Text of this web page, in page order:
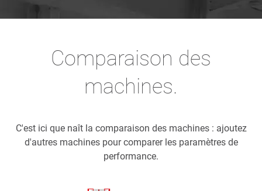
Comparaison des
machines.
C'est ici que naît la comparaison des machines : ajoutez
d'autres machines pour comparer les paramètres de
performance.